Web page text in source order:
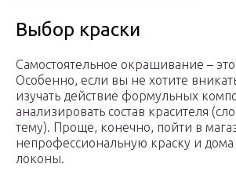
Выбор краски
Самостоятельное окрашивание – это
Особенно, если вы не хотите
изучать действие формульных
анализировать состав красителя
тему). Проще, конечно, пойти в
непрофессиональную краску и дома
локоны.